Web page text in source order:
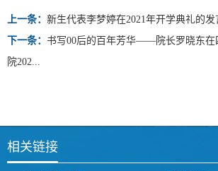
上一条： 新生代表李梦婷在2021年开学典礼的发
下一条： 书写00后的百年芳华——院长罗晓东在
院202...
相关链接